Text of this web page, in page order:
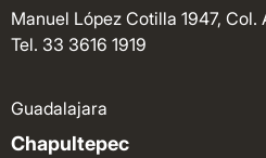
Manuel López Cotilla 1947,
Tel. 33 3616 1919
Guadalajara
Chapultepec